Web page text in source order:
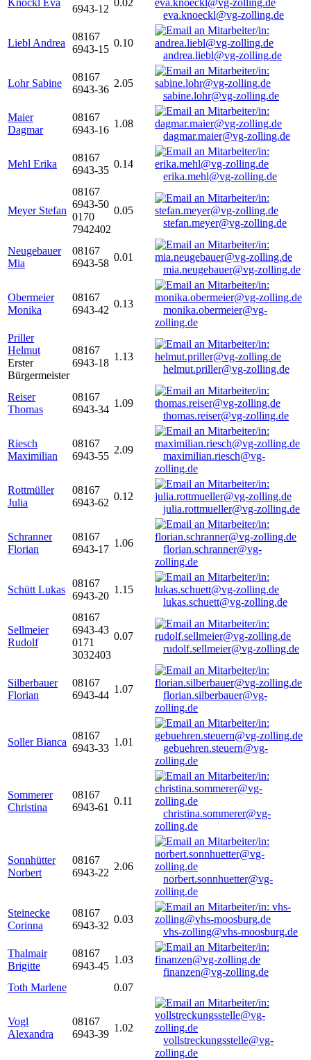
Knöckl Eva
6943-12
0.02
eva.knoeckl@vg-zolling.de
Liebl Andrea
08167
6943-15
0.10
andrea.liebl@vg-zolling.de
Lohr Sabine
08167
6943-36
2.05
sabine.lohr@vg-zolling.de
Maier
Dagmar
08167
6943-16
1.08
dagmar.maier@vg-zolling.de
Mehl Erika
08167
6943-35
0.14
erika.mehl@vg-zolling.de
Meyer Stefan
08167
6943-50
0170
7942402
0.05
stefan.meyer@vg-zolling.de
Neugebauer
Mia
08167
6943-58
0.01
mia.neugebauer@vg-zolling.de
Obermeier
Monika
08167
6943-42
0.13
monika.obermeier@vg-
zolling.de
Priller
Helmut
Erster
Bürgermeister
08167
6943-18
1.13
helmut.priller@vg-zolling.de
Reiser
Thomas
08167
6943-34
1.09
thomas.reiser@vg-zolling.de
Riesch
Maximilian
08167
6943-55
2.09
maximilian.riesch@vg-
zolling.de
Rottmüller
Julia
08167
6943-62
0.12
julia.rottmueller@vg-zolling.de
Schranner
Florian
08167
6943-17
1.06
florian.schranner@vg-
zolling.de
Schütt Lukas
08167
6943-20
1.15
lukas.schuett@vg-zolling.de
Sellmeier
Rudolf
08167
6943-43
0171
3032403
0.07
rudolf.sellmeier@vg-zolling.de
Silberbauer
Florian
08167
6943-44
1.07
florian.silberbauer@vg-
zolling.de
Soller Bianca
08167
6943-33
1.01
gebuehren.steuern@vg-
zolling.de
Sommerer
Christina
08167
6943-61
0.11
christina.sommerer@vg-
zolling.de
Sonnhütter
Norbert
08167
6943-22
2.06
norbert.sonnhuetter@vg-
zolling.de
Steinecke
Corinna
08167
6943-32
0.03
vhs-zolling@vhs-moosburg.de
Thalmair
Brigitte
08167
6943-45
1.03
finanzen@vg-zolling.de
Toth Marlene
0.07
Vogl
Alexandra
08167
6943-39
1.02
vollstreckungsstelle@vg-
zolling.de